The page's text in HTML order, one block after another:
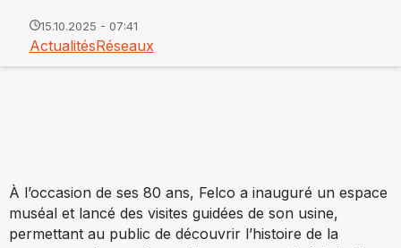
15.10.2025 - 07:41
ActualitésRéseaux
À l’occasion de ses 80 ans, Felco a inauguré un espace
muséal et lancé des visites guidées de son usine,
permettant au public de découvrir l’histoire de la